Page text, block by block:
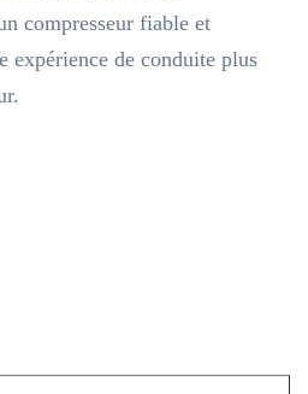
compresseur fiable et
expérience de conduite plus